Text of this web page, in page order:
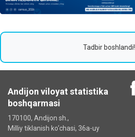
Tadbir boshlandi!
Andijon viloyat statistika
boshqarmasi
170100, Andijon sh.,
Milliy tiklanish ko‘chаsi, 36a-uy